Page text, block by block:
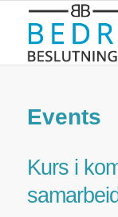
Events
Kurs i
samarbeid